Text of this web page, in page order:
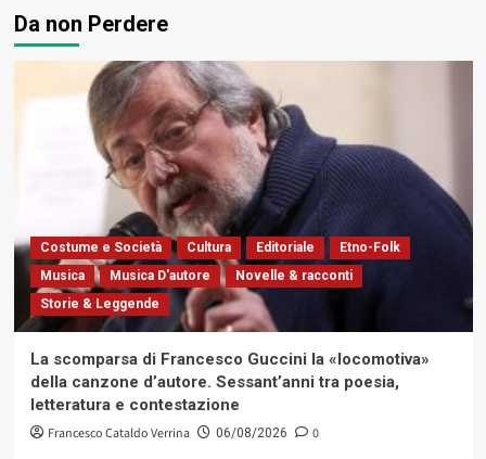
Da non Perdere
Costume e Società Cultura Editoriale
Etno-Folk
Musica
Musica D'autore
Novelle & racconti
Storie & Leggende
La scomparsa di Francesco Guccini la «locomotiva»
della canzone d’autore. Sessant’anni tra poesia,
letteratura e contestazione
Francesco Cataldo Verrina 06/08/2026 0